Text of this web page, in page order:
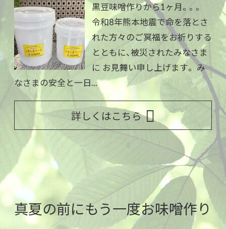
黒豆味噌作りから1ヶ月。。。
令和8年熊本地震で命を落とさ
れた方々のご冥福をお祈りする
とともに、被災されたみなさま
に お見舞い申し上げます。 み
なさまの安全と一日...
詳しくはこちら
真夏の前にもう一度お味噌作り